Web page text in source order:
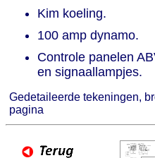
Kim koeling.
100 amp dynamo.
Controle panelen
en signaallampjes.
Gedetaileerde tekeningen,
pagina